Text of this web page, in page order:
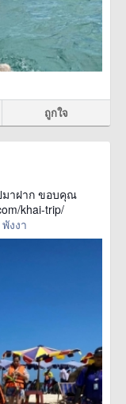
ถูกใจ
มาฝาก ขอบคุณ
khai-trip/
งงา